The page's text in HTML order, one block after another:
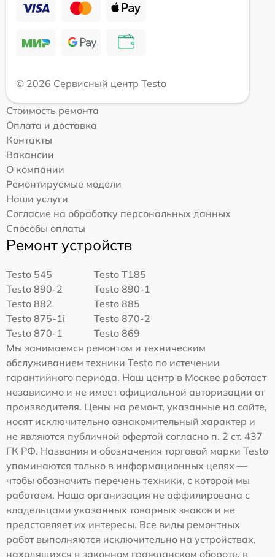
© 2026 Сервисный центр Testo
Стоимость ремонта
Оплата и доставка
Контакты
Вакансии
О компании
Ремонтируемые модели
Наши услуги
Согласие на обработку персональных данных
Способы оплаты
Ремонт устройств
Testo 545
Testo T185
Testo 890-2
Testo 890-1
Testo 882
Testo 885
Testo 875-1i
Testo 870-2
Testo 870-1
Testo 869
Мы занимаемся ремонтом и техническим
обслуживанием техники Testo по истечении
гарантийного периода. Наш центр в Москве работает
независимо и не имеет официальной авторизации от
производителя. Цены на ремонт, указанные на сайте,
носят исключительно ознакомительный характер и
не являются публичной офертой согласно п. 2 ст. 437
ГК РФ. Названия и обозначения торговой марки Testo
упоминаются только в информационных целях —
чтобы обозначить перечень техники, с которой мы
работаем. Наша организация не аффилирована с
владельцами указанных товарных знаков и не
представляет их интересы. Все виды ремонтных
работ выполняются исключительно на устройствах,
находящихся в законном гражданском обороте, в